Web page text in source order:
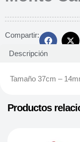
Compartir:
Descripción
Tamaño 37cm –
Productos